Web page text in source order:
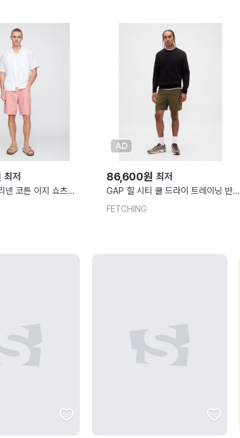
최저
넨 코튼 이지 쇼츠
ANTIQUE PINK 남성
86,600원 최저
GAP 힐 시티 쿨 드라이 트레이닝 반바
지 862660 GREEN DARK OLIVE 남
FETCHING